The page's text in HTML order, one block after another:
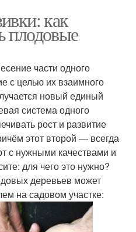
как
плодовые
части одного
с целью их взаимного
новый единый
система одного
рост и развитие
этот второй — всегда
с нужными качествами и
для чего это нужно?
деревьев может
на садовом участке: